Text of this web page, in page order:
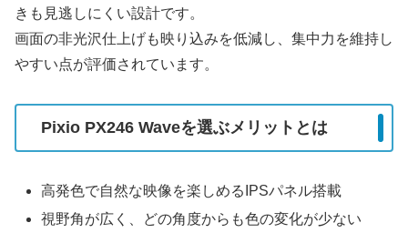
きも見逃しにくい設計です。
画面の非光沢仕上げも映り込みを低減し、集中力を維持し
やすい点が評価されています。
Pixio PX246 Waveを選ぶメリットとは
高発色で自然な映像を楽しめるIPSパネル搭載
視野角が広く、どの角度からも色の変化が少ない